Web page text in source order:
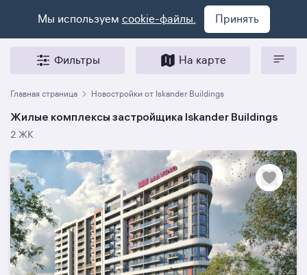
Мы используем cookie-файлы. Принять
Фильтры На карте
Главная страница Новостройки от Iskander Buildings
Жилые комплексы застройщика Iskander Buildings
2 ЖК